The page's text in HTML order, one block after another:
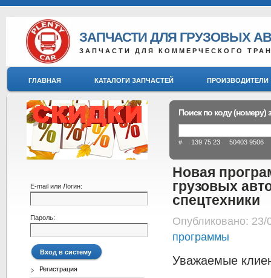
ЗАПЧАСТИ ДЛЯ ГРУЗОВЫХ
ЗАПЧАСТИ ДЛЯ КОММЕРЧЕСКОГО
ГЛАВНАЯ КАТАЛОГИ ЗАПЧАСТЕЙ ПРОИЗВОДИТЕЛИ
Поиск по коду (номеру)
# 139 75 23 50403 9506
Новая
грузовых
спецтехники
Опубликовано:
программы
Уважаемые
E-mail или Логин:
Пароль:
Регистрация